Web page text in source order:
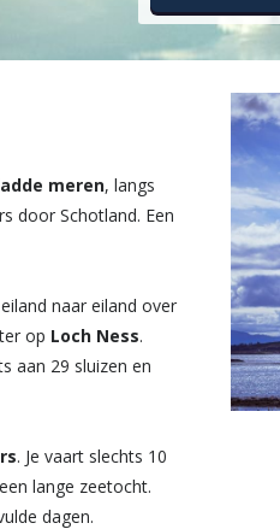
meren, langs
door Schotland. Een
naar eiland over
op Loch Ness.
aan 29 sluizen en
. Je vaart slechts 10
lange zeetocht.
dagen.